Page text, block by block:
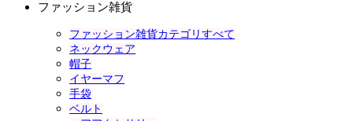
ファッション雑貨
ファッション雑貨カテゴリすべて
ネックウェア
帽子
イヤーマフ
手袋
ベルト